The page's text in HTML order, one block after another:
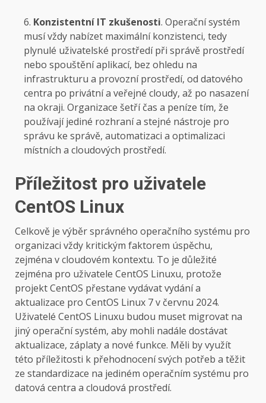
Konzistentní IT zkušenosti. Operační systém
musí vždy nabízet maximální konzistenci, tedy
plynulé uživatelské prostředí při správě prostředí
nebo spouštění aplikací, bez ohledu na
infrastrukturu a provozní prostředí, od datového
centra po privátní a veřejné cloudy, až po nasazení
na okraji. Organizace šetří čas a peníze tím, že
používají jediné rozhraní a stejné nástroje pro
správu ke správě, automatizaci a optimalizaci
místních a cloudových prostředí.
Příležitost pro uživatele
CentOS Linux
Celkově je výběr správného operačního systému pro
organizaci vždy kritickým faktorem úspěchu,
zejména v cloudovém kontextu. To je důležité
zejména pro uživatele CentOS Linuxu, protože
projekt CentOS přestane vydávat vydání a
aktualizace pro CentOS Linux 7 v červnu 2024.
Uživatelé CentOS Linuxu budou muset migrovat na
jiný operační systém, aby mohli nadále dostávat
aktualizace, záplaty a nové funkce. Měli by využít
této příležitosti k přehodnocení svých potřeb a těžit
ze standardizace na jediném operačním systému pro
datová centra a cloudová prostředí.